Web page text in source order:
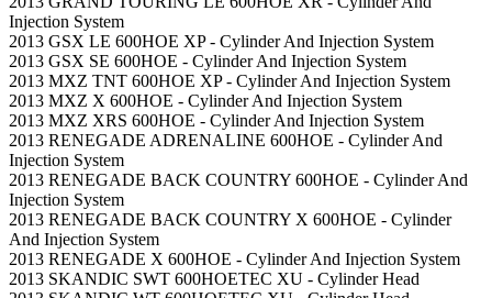
Injection System
2013 GSX LE 600HOE XP - Cylinder And Injection System
2013 GSX SE 600HOE - Cylinder And Injection System
2013 MXZ TNT 600HOE XP - Cylinder And Injection System
2013 MXZ X 600HOE - Cylinder And Injection System
2013 MXZ XRS 600HOE - Cylinder And Injection System
2013 RENEGADE ADRENALINE 600HOE - Cylinder And
Injection System
2013 RENEGADE BACK COUNTRY 600HOE - Cylinder And
Injection System
2013 RENEGADE BACK COUNTRY X 600HOE - Cylinder
And Injection System
2013 RENEGADE X 600HOE - Cylinder And Injection System
2013 SKANDIC SWT 600HOETEC XU - Cylinder Head